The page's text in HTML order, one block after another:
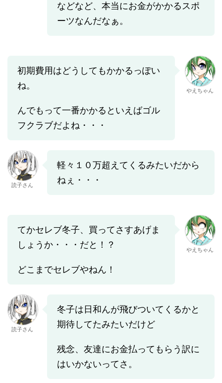
などなど、本当にお金がかかるスポ
ーツなんだなぁ。
初期費用はどうしてもかかるっぽい
ね。
んでもって一番かかるといえばゴル
フクラブだよね・・・
やえちゃん
読子さん
軽々１０万超えてくるみたいだから
ねぇ・・・
てかセレブ冬子、買ってさすあげま
しょうか・・・だと！？
どこまでセレブやねん！
やえちゃん
読子さん
冬子は日和んが飛びついてくるかと
期待してたみたいだけど
残念、友達にお金払ってもらう訳に
はいかないってさ。